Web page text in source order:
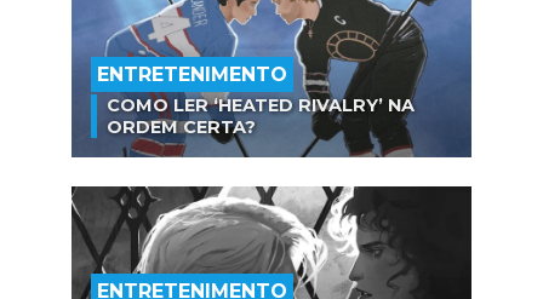
ENTRETENIMENTO
COMO LER ‘HEATED RIVALRY’ NA
ORDEM CERTA?
ENTRETENIMENTO